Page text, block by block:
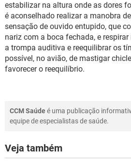
estabilizar na altura onde as dores
é aconselhado realizar a manobra
sensação de ouvido entupido, que
nariz com a boca fechada, e
a trompa auditiva e reequilibrar os
possível, no avião, de mastigar
favorecer o reequilíbrio.
CCM Saúdeé uma publicação
equipe de especialistas de saúde.
Veja também